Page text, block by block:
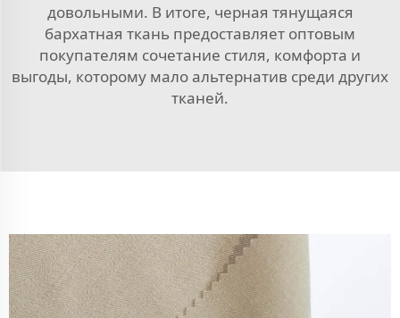
довольными. В итоге, черная тянущаяся
бархатная ткань предоставляет оптовым
покупателям сочетание стиля, комфорта и
выгоды, которому мало альтернатив среди других
тканей.